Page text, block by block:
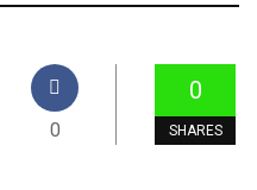
0
SHARES
0